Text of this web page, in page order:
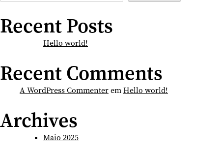
Recent Posts
Hello world!
Recent Comments
A WordPress CommenteremHello world!
Archives
Maio 2025